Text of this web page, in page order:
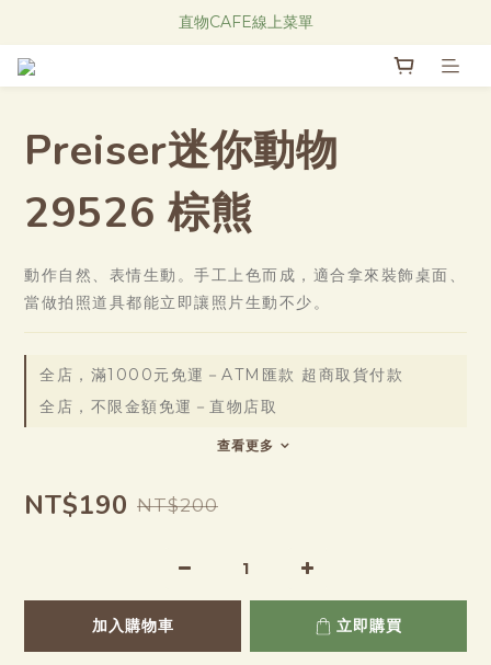
Research Notes 新品發售中！
直物CAFE線上菜單
Preiser迷你動物
29526 棕熊
動作自然、表情生動。手工上色而成，適合拿來裝飾桌面、
當做拍照道具都能立即讓照片生動不少。
全店，滿1000元免運－ATM匯款 超商取貨付款
全店，不限金額免運－直物店取
查看更多
NT$190 NT$200
加入購物車 立即購買